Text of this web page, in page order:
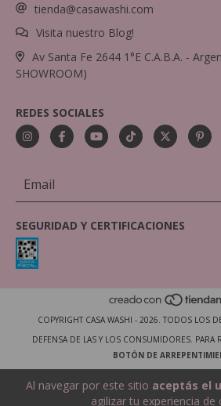
Al navegar por este sitio aceptás el
agilizar tu experiencia de
tienda@casawashi.com
Visita nuestro Blog!
Av Santa Fe 2644 1°E C.A.B.A. -
SHOWROOM)
REDES SOCIALES
SEGURIDAD Y CERTIFICACIONES
COPYRIGHT CASA WASHI - 2026. TODOS LOS
DEFENSA DE LAS Y LOS CONSUMIDORES. PARA
BOTÓN DE